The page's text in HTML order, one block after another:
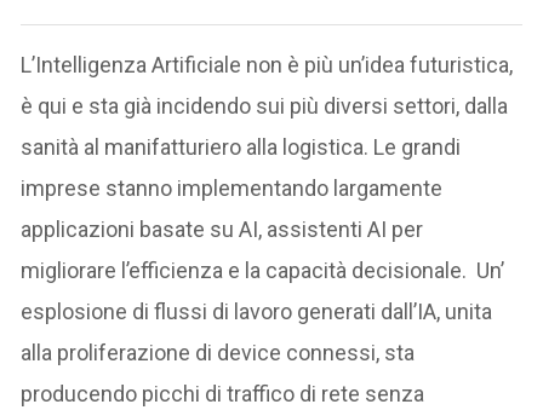
L’Intelligenza Artificiale non è più un’idea futuristica,
è qui e sta già incidendo sui più diversi settori, dalla
sanità al manifatturiero alla logistica. Le grandi
imprese stanno implementando largamente
applicazioni basate su AI, assistenti AI per
migliorare l’efficienza e la capacità decisionale. Un’
esplosione di flussi di lavoro generati dall’IA, unita
alla proliferazione di device connessi, sta
producendo picchi di traffico di rete senza